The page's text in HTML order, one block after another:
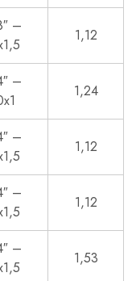
–
1,12
–
1,24
–
1,12
–
1,12
–
1,53